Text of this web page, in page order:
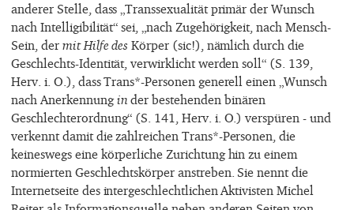
anderer Stelle, dass „Transsexualität primär der Wunsch
nach Intelligibilität“ sei, „nach Zugehörigkeit, nach Mensch-
Sein, der mit Hilfe des Körper (sic!), nämlich durch die
Geschlechts-Identität, verwirklicht werden soll“ (S. 139,
Herv. i. O.), dass Trans*-Personen generell einen „Wunsch
nach Anerkennungin der bestehenden binären
Geschlechterordnung“ (S. 141, Herv. i. O.) verspüren - und
verkennt damit die zahlreichen Trans*-Personen, die
keineswegs eine körperliche Zurichtung hin zu einem
normierten Geschlechtskörper anstreben. Sie nennt die
Internetseite des intergeschlechtlichen Aktivisten Michel